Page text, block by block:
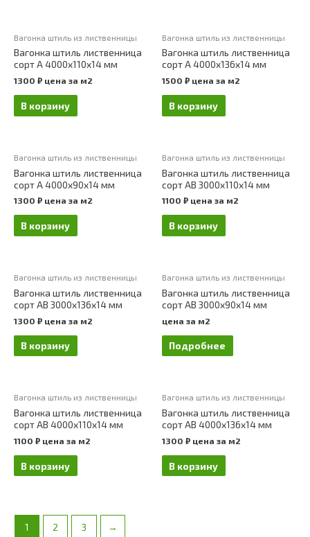
Вагонка штиль из лиственницы
Вагонка штиль лиственница
сорт А 4000х110х14 мм
1300 ₽ цена за м2
В корзину
Вагонка штиль из лиственницы
Вагонка штиль лиственница
сорт А 4000х136х14 мм
1500 ₽ цена за м2
В корзину
Вагонка штиль из лиственницы
Вагонка штиль лиственница
сорт А 4000х90х14 мм
1300 ₽ цена за м2
В корзину
Вагонка штиль из лиственницы
Вагонка штиль лиственница
сорт АВ 3000х110х14 мм
1100 ₽ цена за м2
В корзину
Вагонка штиль из лиственницы
Вагонка штиль лиственница
сорт АВ 3000х136х14 мм
1300 ₽ цена за м2
В корзину
Вагонка штиль из лиственницы
Вагонка штиль лиственница
сорт АВ 3000х90х14 мм
цена за м2
Подробнее
Вагонка штиль из лиственницы
Вагонка штиль лиственница
сорт АВ 4000х110х14 мм
1100 ₽ цена за м2
В корзину
Вагонка штиль из лиственницы
Вагонка штиль лиственница
сорт АВ 4000х136х14 мм
1300 ₽ цена за м2
В корзину
1 2 3 →